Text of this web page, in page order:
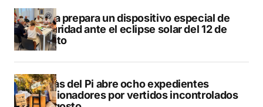
Xàbia prepara un dispositivo especial de
seguridad ante el eclipse solar del 12 de
agosto
L’Alfàs del Pi abre ocho expedientes
sancionadores por vertidos incontrolados